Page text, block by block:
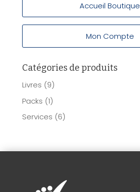
Accueil Boutique
Mon Compte
Catégories de produits
Livres (9)
Packs (1)
Services (6)